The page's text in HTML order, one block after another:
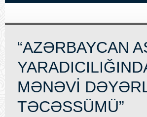
“AZƏRBAYCAN
MƏNƏVİ
TƏCƏSSÜMÜ”